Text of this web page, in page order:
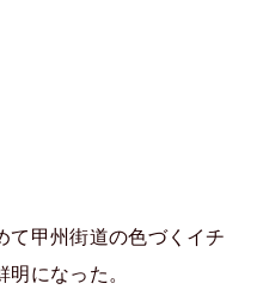
て甲州街道の色づくイチ
になった。